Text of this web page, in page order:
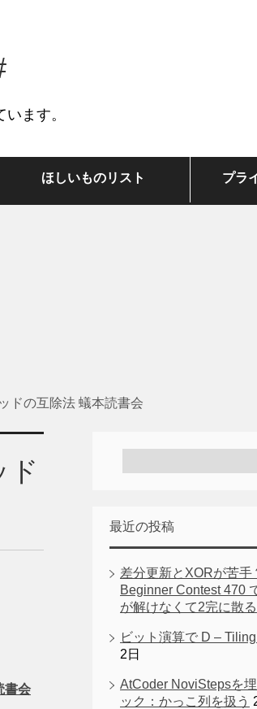
ます。
ほしいものリスト プラ
ドの互除法 蟻本読書会
ド
書会
最近の投稿
差分更新とXORが苦手
Beginner Contest 470
が解けなくて2完に散る
ビット演算で D – Tiling
2日
AtCoder NoviStepsを
ック：かっこ列を扱う